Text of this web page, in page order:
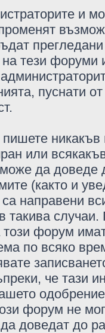
и
тези форуми
пуснати
никакъв
или
да доведе
(както и
са направени
такива
форум
по всяко
че тази
форум не
доведат до